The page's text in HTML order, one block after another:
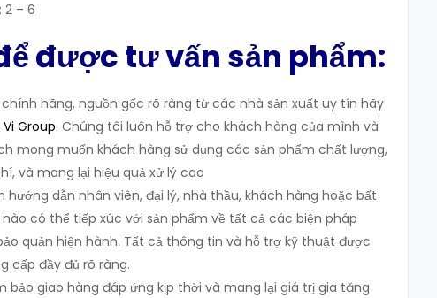
2 – 6
được tư vấn sản phẩm:
hãng, nguồn gốc rõ ràng từ các nhà sản xuất uy tín hãy
Vi Group. Chúng tôi luôn hỗ trợ cho khách hàng của mình và
mong muốn khách hàng sử dụng các sản phẩm chất lượng,
và mang lại hiệu quả xử lý cao
hướng dẫn nhân viên, đại lý, nhà thầu, khách hàng hoặc bất
có thể tiếp xúc với sản phẩm về tất cả các biện pháp
quản hiện hành. Tất cả thông tin và hỗ trợ kỹ thuật được
cấp đầy đủ rõ ràng.
bảo giao hàng đáp ứng kịp thời và mang lại giá trị gia tăng